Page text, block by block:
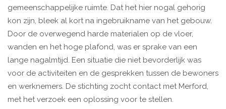
gemeenschappelijke ruimte. Dat het hier nogal gehorig
kon zijn, bleek al kort na ingebruikname van het gebouw.
Door de overwegend harde materialen op de vloer,
wanden en het hoge plafond, was er sprake van een
lange nagalmtijd. Een situatie die niet bevorderlijk was
voor de activiteiten en de gesprekken tussen de bewoners
en werknemers. De stichting zocht contact met Merford,
met het verzoek een oplossing voor te stellen.